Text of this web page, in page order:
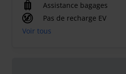
Assistance bagages
Pas de recharge EV
Voir tous